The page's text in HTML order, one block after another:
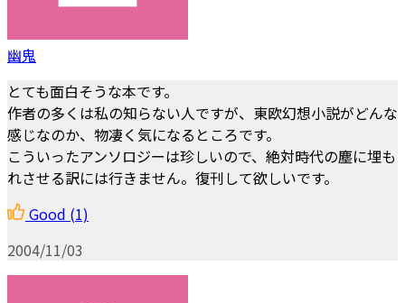
幽鬼
とても面白そうな本です。
作者の多くは私の知らない人ですが、東欧幻想小説がどんな
感じなのか、物凄く気になるところです。
こういったアンソロジーは珍しいので、絶対時代の塵に埋も
れさせる訳には行きません。復刊して欲しいです。
Good (1)
2004/11/03